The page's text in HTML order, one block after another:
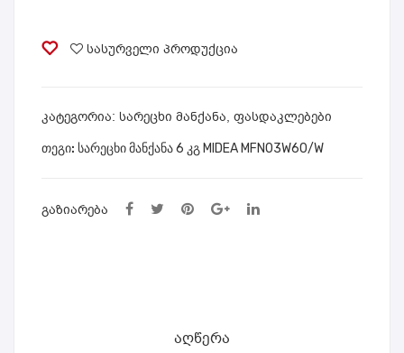
AF-
MIDEA სასურველი პროდუქცია
ᲙᲐᲢᲔᲒᲝᲠᲘᲐ: სარეცხი მანქანა, ფასდაკლებები
ᲗᲔᲒᲘ: სარეცხი მანქანა 6 კგ MIDEA MFN03W60/W
ᲒᲐᲖᲘᲐᲠᲔᲑᲐ
ᲐᲦᲬᲔᲠᲐ